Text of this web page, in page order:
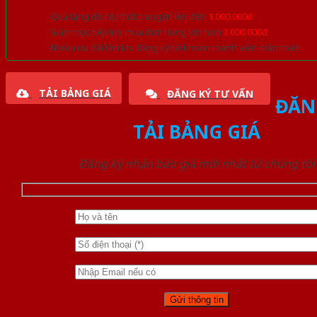
Quà tặng đồ nội thất trang trí lên đến 1.000.000đ
Giảm trực tiếp khi mua đơn hàng lớn hơn 3.000.000đ
Nhiều ưu đãi lớn khi đăng ký tài khoản thành viên thân thiết
TẢI BẢNG GIÁ ĐĂNG KÝ TƯ VẤN
TẢI BẢNG GIÁ
Đăng ký nhận báo giá mới nhất từ chúng tôi